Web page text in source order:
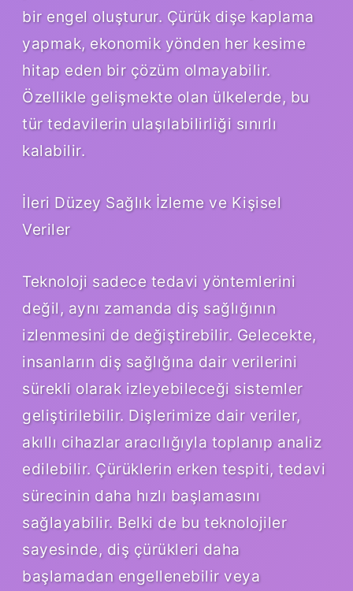
bir engel oluşturur. Çürük dişe kaplama
yapmak, ekonomik yönden her kesime
hitap eden bir çözüm olmayabilir.
Özellikle gelişmekte olan ülkelerde, bu
tür tedavilerin ulaşılabilirliği sınırlı
kalabilir.
İleri Düzey Sağlık İzleme ve Kişisel
Veriler
Teknoloji sadece tedavi yöntemlerini
değil, aynı zamanda diş sağlığının
izlenmesini de değiştirebilir. Gelecekte,
insanların diş sağlığına dair verilerini
sürekli olarak izleyebileceği sistemler
geliştirilebilir. Dişlerimize dair veriler,
akıllı cihazlar aracılığıyla toplanıp analiz
edilebilir. Çürüklerin erken tespiti, tedavi
sürecinin daha hızlı başlamasını
sağlayabilir. Belki de bu teknolojiler
sayesinde, diş çürükleri daha
başlamadan engellenebilir veya